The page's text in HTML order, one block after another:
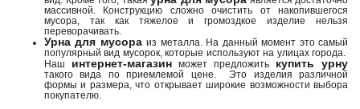
массивной. Конструкцию сложно очистить от накопившегося
мусора, так как тяжелое и громоздкое изделие нельзя
переворачивать.
Урна для мусораиз металла. На данный момент это самый
популярный вид мусорок, которые используют на улицах города.
Наш интернет-магазин может предложить купить урну
такого вида по приемлемой цене. Это изделия различной
формы и размера, что открывает широкие возможности выбора
покупателю.